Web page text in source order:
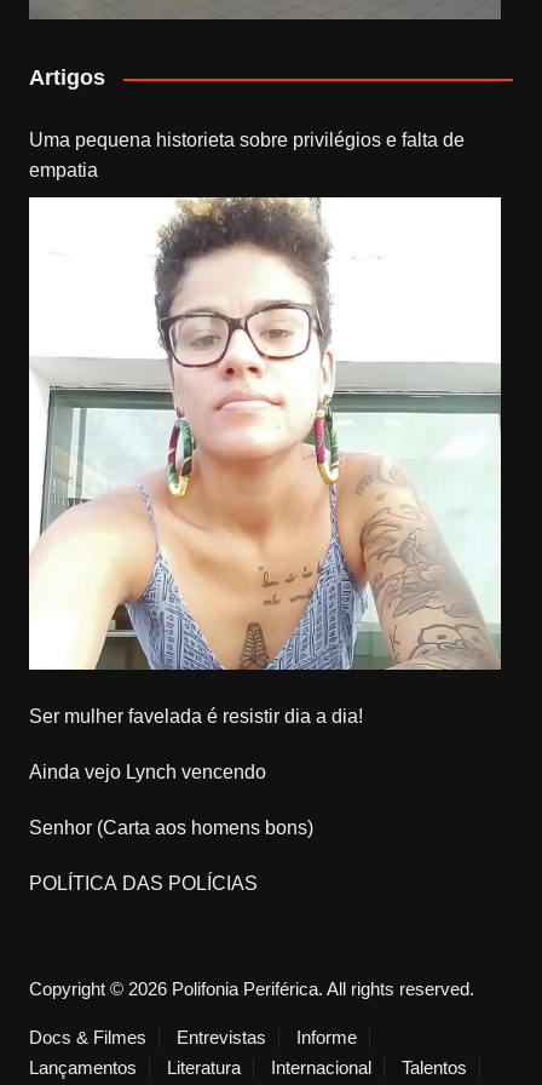
Artigos
Uma pequena historieta sobre privilégios e falta de
empatia
Ser mulher favelada é resistir dia a dia!
Ainda vejo Lynch vencendo
Senhor (Carta aos homens bons)
POLÍTICA DAS POLÍCIAS
Copyright © 2026 Polifonia Periférica. All rights reserved.
Docs & Filmes Entrevistas
Informe
Lançamentos
Literatura Internacional Talentos